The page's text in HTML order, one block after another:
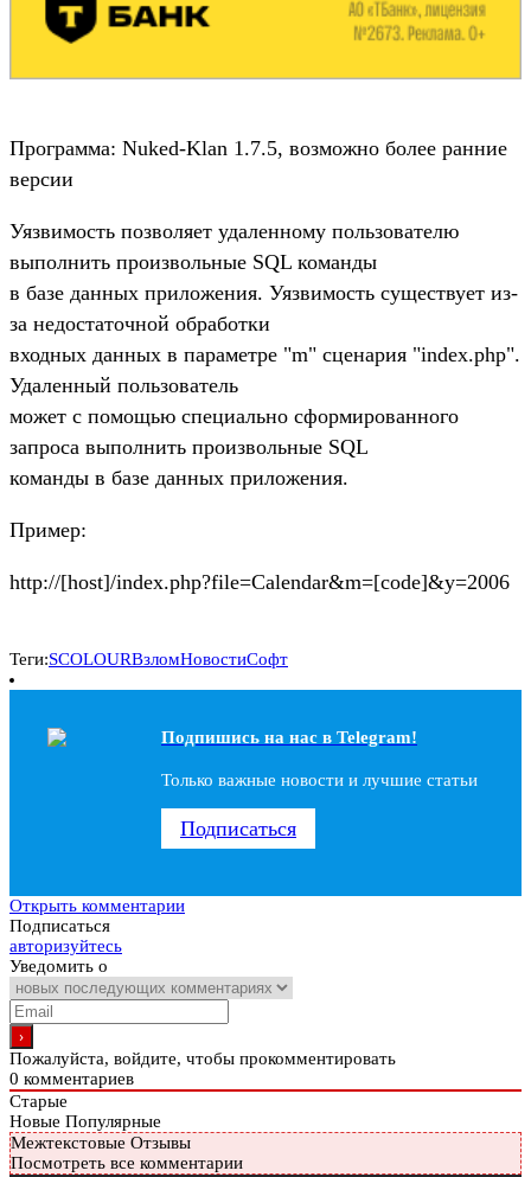
Программа: Nuked-Klan 1.7.5, возможно более ранние
версии
Уязвимость позволяет удаленному пользователю
выполнить произвольные SQL команды
в базе данных приложения. Уязвимость существует из-
за недостаточной обработки
входных данных в параметре "m" сценария "index.php".
Удаленный пользователь
может с помощью специально сформированного
запроса выполнить произвольные SQL
команды в базе данных приложения.
Пример:
http://[host]/index.php?file=Calendar&m=[code]&y=2006
Теги:SCOLOURВзломНовостиСофт
Подпишись на наc в Telegram!
Только важные новости и лучшие статьи
Подписаться
Открыть комментарии
Подписаться
авторизуйтесь
Уведомить о
Пожалуйста, войдите, чтобы прокомментировать
0 комментариев
Старые
Новые Популярные
Межтекстовые Отзывы
Посмотреть все комментарии